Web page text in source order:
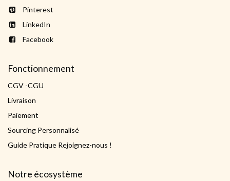
Pinterest
LinkedIn
Facebook
Fonctionnement
CGV -CGU
Livraison
Paiement
Sourcing Personnalisé
Guide Pratique Rejoignez-nous !
Notre écosystème